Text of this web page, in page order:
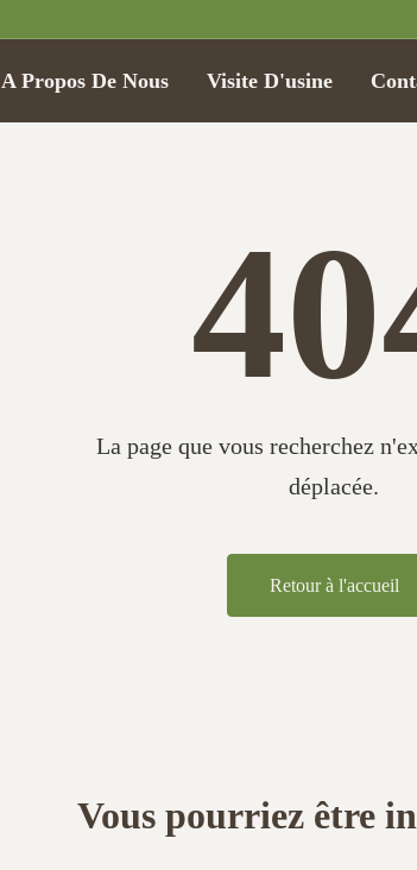
A Propos De Nous Visite D'usine
La page que vous recherchez
déplacée.
Retour à l'accueil
Vous pourriez être